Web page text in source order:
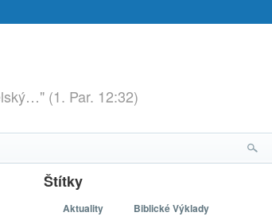
(1. Par. 12:32)
Štítky
Aktuality
Biblické Výklady